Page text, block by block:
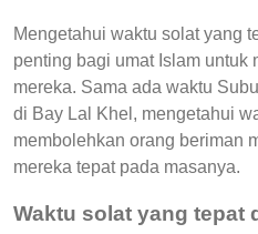
Mengetahui waktu solat yang
penting bagi umat Islam untuk
mereka. Sama ada waktu
di Bay Lal Khel, mengetahui
membolehkan orang beriman
mereka tepat pada masanya.
Waktu solat yang tepat